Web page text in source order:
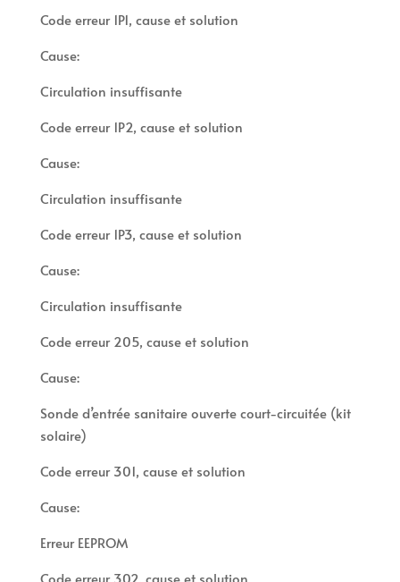
Code erreur 1P1, cause et solution
Cause:
Circulation insuffisante
Code erreur 1P2, cause et solution
Cause:
Circulation insuffisante
Code erreur 1P3, cause et solution
Cause:
Circulation insuffisante
Code erreur 205, cause et solution
Cause:
Sonde d’entrée sanitaire ouverte court-circuitée (kit
solaire)
Code erreur 301, cause et solution
Cause:
Erreur EEPROM
Code erreur 302, cause et solution